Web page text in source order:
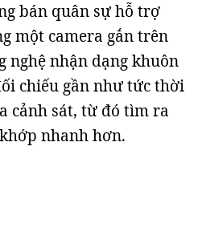
bán quân sự hỗ trợ
một camera gắn trên
nghệ nhận dạng khuôn
chiếu gần như tức thời
cảnh sát, từ đó tìm ra
nhanh hơn.